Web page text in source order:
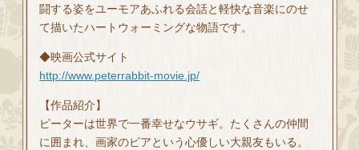
闘する姿をユーモアあふれる会話と軽快な音楽にのせ
て描いたハートウォーミングな物語です。
◆映画公式サイト
http://www.peterrabbit-movie.jp/
【作品紹介】
ピーターは世界で一番幸せなウサギ。たくさんの仲間
に囲まれ、画家のビアという心優しい大親友もいる。